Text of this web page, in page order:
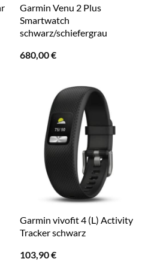
Garmin Venu 2 Plus
Smartwatch
schwarz/schiefergrau
680,00€
Garmin vivofit 4 (L) Activity
Tracker schwarz
103,90€